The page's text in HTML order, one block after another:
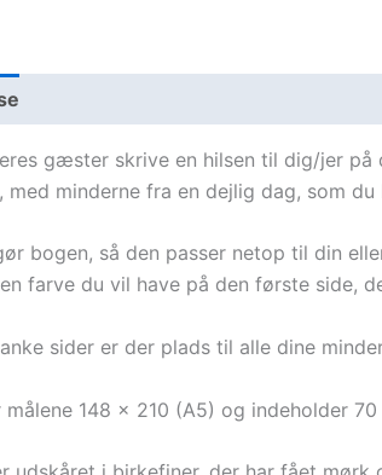
gæster skrive en hilsen til dig/jer
med minderne fra en dejlig dag, som
bogen, så den passer netop til din
farve du vil have på den første side,
sider er der plads til alle dine
målene 148 x 210 (A5) og indeholder